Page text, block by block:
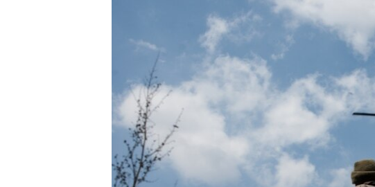
УКРАИНСКАЯ ПРОБЛЕМА КРЫМА